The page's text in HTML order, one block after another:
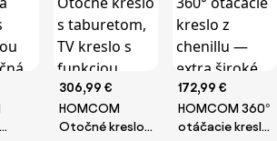
306,99 €
HOMCOM
Otočné kreslo
172,99 €
HOMCOM 360°
otáčacie kreslo